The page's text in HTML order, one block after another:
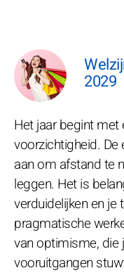
2029
Het jaar begint
voorzichtigheid.
aan om afstand te
leggen. Het is
verduidelijken en je
pragmatische
van optimisme, die
vooruitgangen